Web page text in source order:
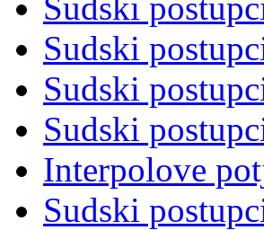
Sudski
Sudski
Sudski
Interpolove
Sudski